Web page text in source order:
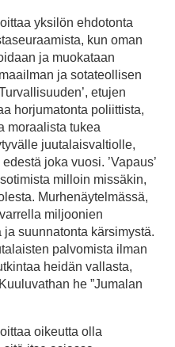
yksilön ehdotonta
kun oman
ja muokataan
ja sotateollisen
etujen
horjumatonta poliittista,
moraalista tukea
juutalaisvaltiolle,
joka vuosi. ’Vapaus’
milloin missäkin,
Murhenäytelmässä,
miljoonien
suunnatonta kärsimystä.
palvomista ilman
heidän vallasta,
he ”Jumalan
oikeutta olla